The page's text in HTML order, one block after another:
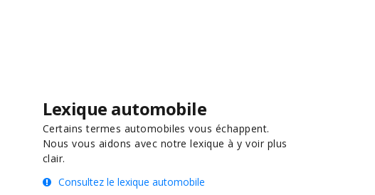
Lexique automobile
Certains termes automobiles vous échappent.
Nous vous aidons avec notre lexique à y voir plus
clair.
Consultez le lexique automobile